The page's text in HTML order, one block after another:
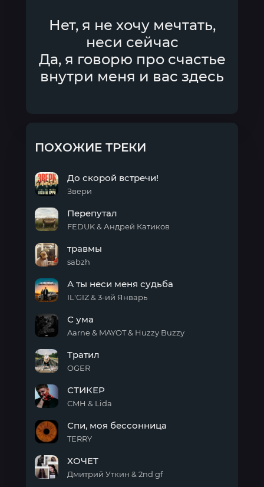
Нет, я не хочу мечтать,
неси сейчас
Да, я говорю про счастье
внутри меня и вас здесь
ПОХОЖИЕ ТРЕКИ
скорой
встречи!
До скорой встречи!
Звери
Перепутал
FEDUK & Андрей Катиков
травмы
sabzh
неси
меня
А ты неси меня судьба
IL'GIZ & 3-ий Январь
ума
С ума
Aarne & MAYOT & Huzzy Buzzy
Тратил
OGER
СТИКЕР
CMH & Lida
моя
бессонница
Спи, моя бессонница
TERRY
ХОЧЕТ
Дмитрий Уткин & 2nd gf